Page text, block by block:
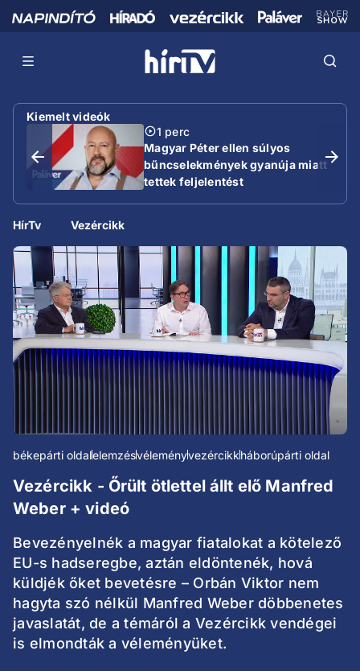
Kiemelt videók
1 perc
Magyar Péter ellen súlyos
bűncselekmények gyanúja miatt
tettek feljelentést
HírTv Vezércikk
békepárti oldalelemzésvéleményvezércikkháborúpárti oldal
Vezércikk - Őrült ötlettel állt elő Manfred
Weber + videó
Bevezényelnék a magyar fiatalokat a kötelező
EU-s hadseregbe, aztán eldöntenék, hová
küldjék őket bevetésre – Orbán Viktor nem
hagyta szó nélkül Manfred Weber döbbenetes
javaslatát, de a témáról a Vezércikk vendégei
is elmondták a véleményüket.